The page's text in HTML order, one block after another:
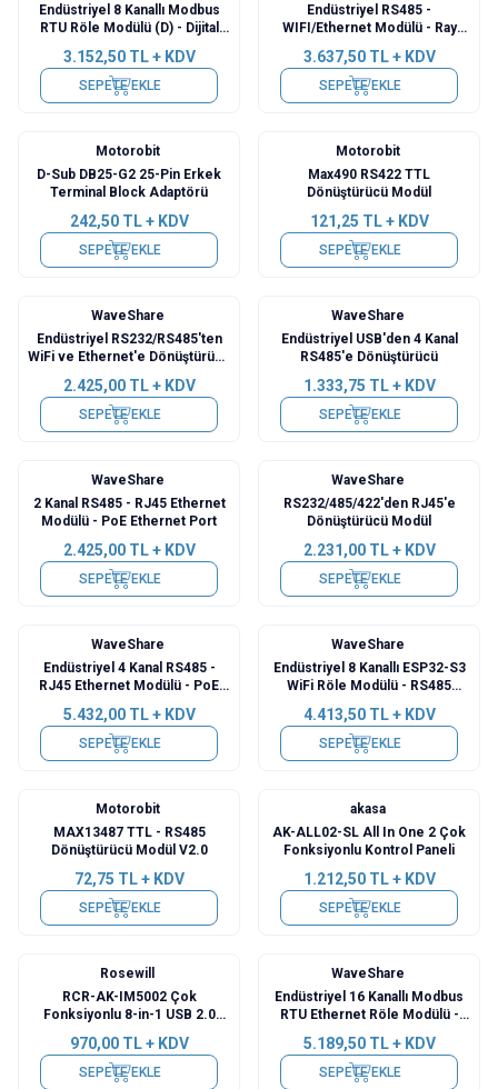
Endüstriyel 8 Kanallı Modbus
RTU Röle Modülü (D) - Dijital
3.152,50TL + KDV
SEPETE EKLE
Endüstriyel RS485 -
WIFI/Ethernet Modülü - Ray
3.637,50TL + KDV
SEPETE EKLE
Motorobit
D-Sub DB25-G2 25-Pin Erkek
Terminal Block Adaptörü
242,50TL + KDV
SEPETE EKLE
Motorobit
Max490 RS422 TTL
Dönüştürücü Modül
121,25 TL + KDV
SEPETE EKLE
WaveShare
Endüstriyel RS232/RS485'ten
WiFi ve Ethernet'e Dönüştürücü
2.425,00TL + KDV
SEPETE EKLE
WaveShare
Endüstriyel USB'den 4 Kanal
RS485'e Dönüştürücü
1.333,75 TL + KDV
SEPETE EKLE
WaveShare
2 Kanal RS485 - RJ45 Ethernet
Modülü - PoE Ethernet Port
2.425,00TL + KDV
SEPETE EKLE
WaveShare
RS232/485/422'den RJ45'e
Dönüştürücü Modül
2.231,00TL + KDV
SEPETE EKLE
WaveShare
Endüstriyel 4 Kanal RS485 -
RJ45 Ethernet Modülü - PoE
5.432,00TL + KDV
SEPETE EKLE
WaveShare
Endüstriyel 8 Kanallı ESP32-S3
WiFi Röle Modülü - RS485
4.413,50TL + KDV
SEPETE EKLE
Motorobit
MAX13487 TTL - RS485
Dönüştürücü Modül V2.0
72,75 TL + KDV
SEPETE EKLE
akasa
AK-ALL02-SL All In One 2 Çok
Fonksiyonlu Kontrol Paneli
1.212,50TL + KDV
SEPETE EKLE
Rosewill
RCR-AK-IM5002 Çok
Fonksiyonlu 8-in-1 USB 2.0
970,00TL + KDV
SEPETE EKLE
WaveShare
Endüstriyel 16 Kanallı Modbus
RTU Ethernet Röle Modülü -
5.189,50TL + KDV
SEPETE EKLE